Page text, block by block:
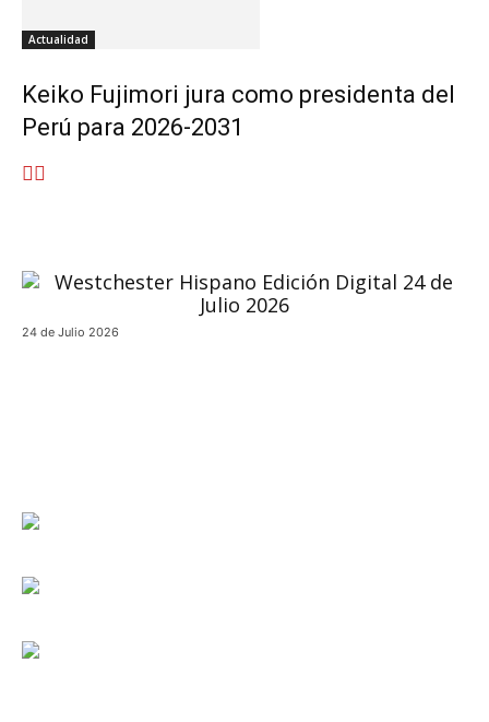
Actualidad
Keiko Fujimori jura como presidenta del
Perú para 2026-2031
24 de Julio 2026